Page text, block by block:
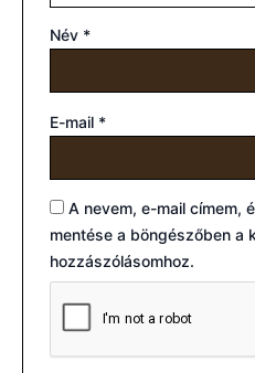
Név *
E-mail *
A nevem, e-mail címem,
mentése a böngészőben a
hozzászólásomhoz.